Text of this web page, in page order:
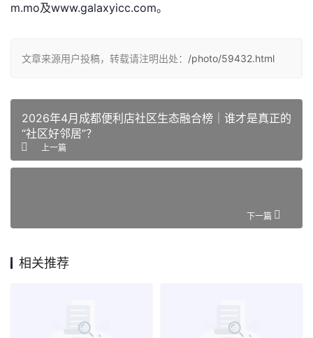
m.mo及www.galaxyicc.com。
文章来源用户投稿，转载请注明出处： /photo/59432.html
2026年4月成都便利店社区生态融合榜｜谁才是真正的
“社区好邻居”？
上一篇
下一篇
相关推荐